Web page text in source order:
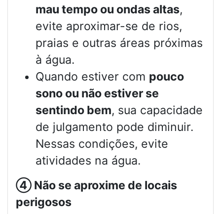
mau tempo ou ondas altas,
evite aproximar-se de rios,
praias e outras áreas próximas
à água.
Quando estiver com pouco
sono ou não estiver se
sentindo bem, sua capacidade
de julgamento pode diminuir.
Nessas condições, evite
atividades na água.
④ Não se aproxime de locais
perigosos